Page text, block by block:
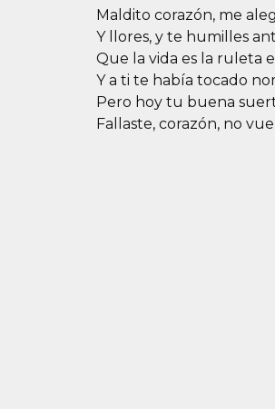
Maldito corazón, me
Y llores, y te humilles
Que la vida es la ruleta
Y a ti te había tocado
Pero hoy tu buena
Fallaste, corazón, no